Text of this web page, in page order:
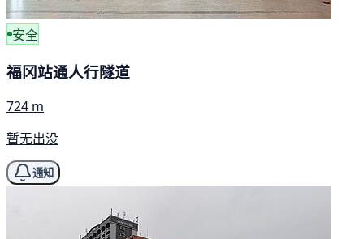
安全
福冈站通人行隧道
724 m
暂无出没
通知